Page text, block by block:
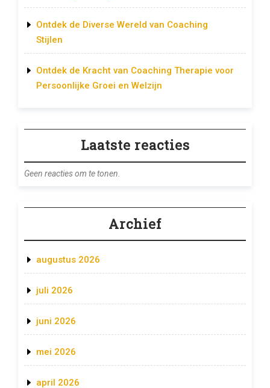
Ontdek de Diverse Wereld van Coaching
Stijlen
Ontdek de Kracht van Coaching Therapie voor
Persoonlijke Groei en Welzijn
Laatste reacties
Geen reacties om te tonen.
Archief
augustus 2026
juli 2026
juni 2026
mei 2026
april 2026